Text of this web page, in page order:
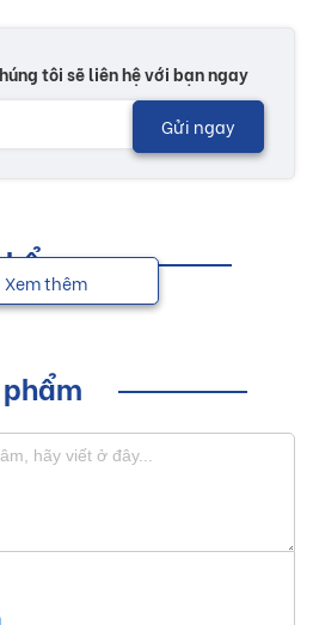
tôi sẽ liên hệ với bạn ngay
Gửi ngay
Xem thêm